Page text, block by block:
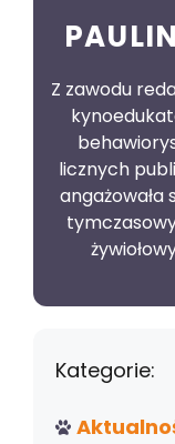
Z zawodu
licznych
angażowała
Kategorie: